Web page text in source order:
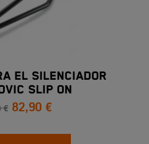
EL SILENCIADOR
SLIP ON
€ 82,90 €